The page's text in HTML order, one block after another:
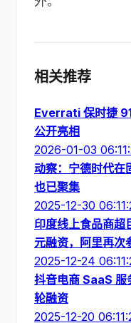
相关推荐
Everrati 保时捷
公开亮相
2026-01-03
动察：宁德时代在
也已聚集
2025-12-30
印度线上食品商
元融资，阿里再次
2025-12-24
抖音电商 SaaS 服
轮融资
2025-12-20